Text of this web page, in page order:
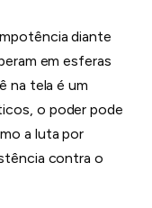
diante
em esferas
na tela é um
o poder pode
a luta por
contra o